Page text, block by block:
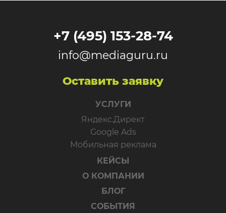
+7 (495) 153-28-74
info@mediaguru.ru
Оставить заявку
УСЛУГИ
Яндекс.Директ
Google Ads
Мобильная реклама
КЕЙСЫ
О КОМПАНИИ
БЛОГ
СОБЫТИЯ